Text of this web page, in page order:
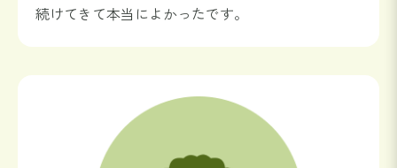
続けてきて本当によかったです。